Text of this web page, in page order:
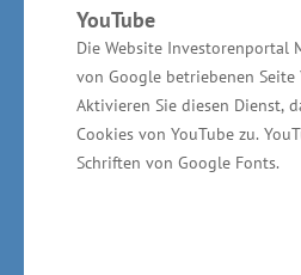
YouTube
Die Website Investorenportal
von Google betriebenen Seite
Aktivieren Sie diesen Dienst,
Cookies von YouTube zu.
Schriften von Google Fonts.
leistungsfähige Häfen –
die Energiewende und für
Zur Veranstaltung:
Zwischen Energiekrise